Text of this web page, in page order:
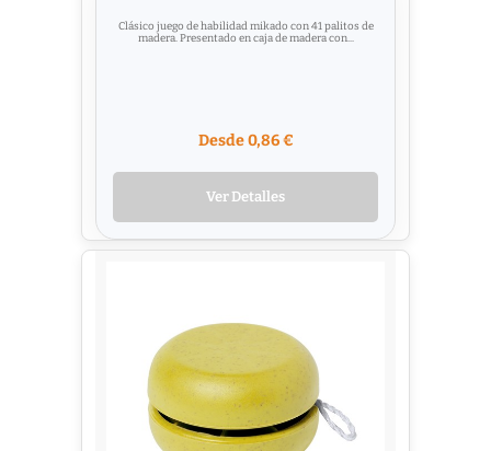
Clásico juego de habilidad mikado con 41 palitos de
madera. Presentado en caja de madera con...
Desde 0,86 €
Ver Detalles